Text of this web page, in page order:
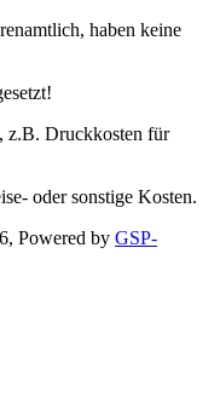
haben keine
z.B. Druckkosten für
oder sonstige Kosten.
Powered by GSP-